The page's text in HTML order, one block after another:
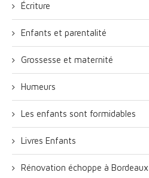
Écriture
Enfants et parentalité
Grossesse et maternité
Humeurs
Les enfants sont formidables
Livres Enfants
Rénovation échoppe à Bordeaux